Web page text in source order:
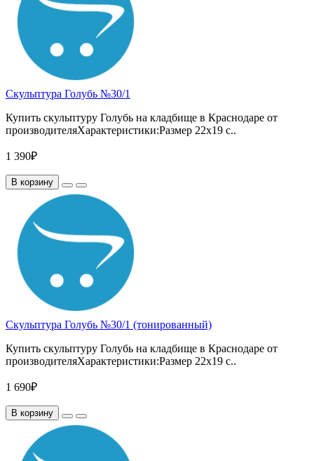
Скульптура Голубь №30/1
Купить скульптуру Голубь на кладбище в Краснодаре от
производителяХарактеристики:Размер 22х19 с..
1 390₽
В корзину
Скульптура Голубь №30/1 (тонированный)
Купить скульптуру Голубь на кладбище в Краснодаре от
производителяХарактеристики:Размер 22х19 с..
1 690₽
В корзину